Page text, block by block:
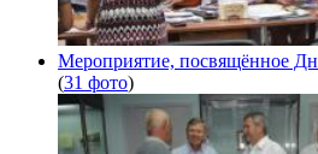
Мероприятие, посвящённое
(31 фото)